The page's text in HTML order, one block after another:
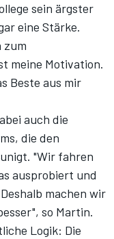
sein ärgster
eine Stärke.
zum
meine Motivation.
Beste aus mir
auch die
die den
"Wir fahren
ausprobiert und
machen wir
so Martin.
Logik: Die